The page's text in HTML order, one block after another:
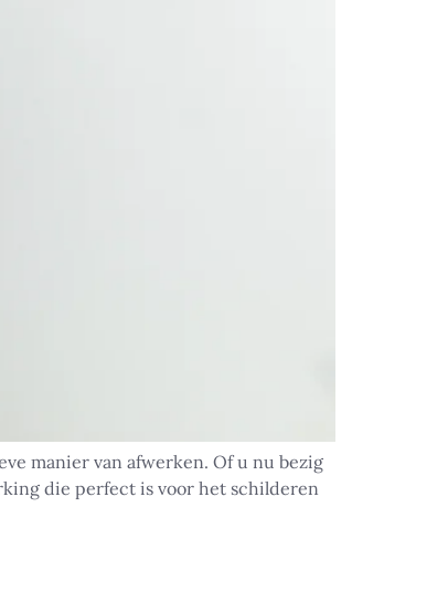
manier van afwerken. Of u nu bezig
die perfect is voor het schilderen